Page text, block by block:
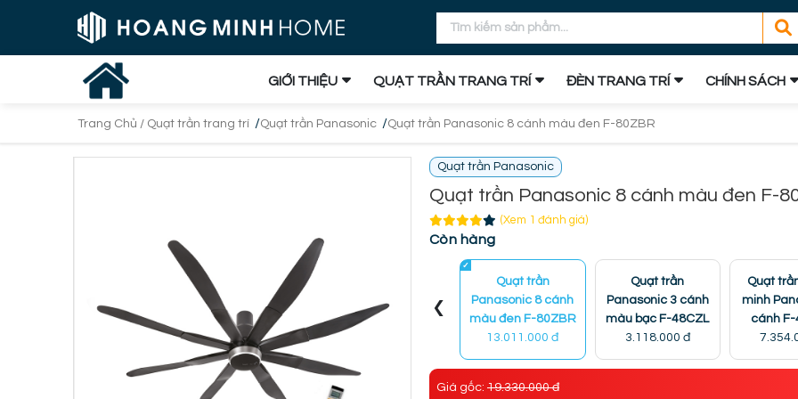
GIỚI THIỆU QUẠT TRẦN TRANG TRÍ ĐÈN TRANG TRÍ CHÍNH SÁCH
Trang Chủ / Quạt trần trang trí /Quạt trần Panasonic /Quạt trần Panasonic 8 cánh màu đen F-80ZBR
Quạt trần Panasonic
Quạt trần Panasonic 8 cánh màu đen F-
(Xem 1 đánh giá)
Còn hàng
Quạt trần
Panasonic 8 cánh
màu đen F-80ZBR
13.011.000 đ
Quạt trần
Panasonic 3 cánh
màu bạc F-48CZL
3.118.000 đ
Quạt
minh
cánh F-
‹
Giá gốc: 19.330.000 đ